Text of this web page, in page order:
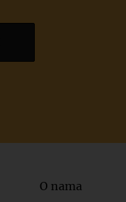
O nama